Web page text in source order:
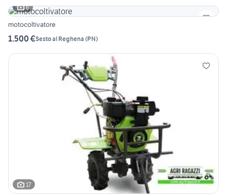
6
motocoltivatore
1.500 €Sesto al Reghena (PN)
17